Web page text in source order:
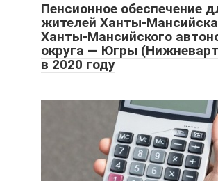
Пенсионное обеспечение
жителей Ханты-
Ханты-Мансийского
округа — Югры
в 2020 году